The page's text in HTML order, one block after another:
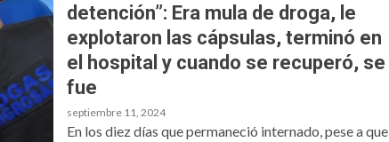
detención”: Era mula de droga, le
explotaron las cápsulas, terminó en
el hospital y cuando se recuperó, se
fue
septiembre 11, 2024
En los diez días que permaneció internado, pese a que